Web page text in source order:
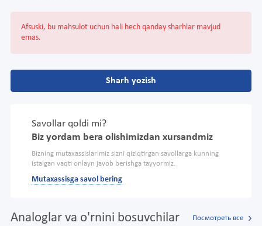
Afsuski, bu mahsulot uchun hali hech qanday sharhlar mavjud
emas.
Sharh yozish
Savollar qoldi mi?
Biz yordam bera olishimizdan xursandmiz
Bizning mutaxassislarimiz sizni qiziqtirgan savollarga kunning
istalgan vaqti onlayn javob berishga tayyormiz.
Mutaxassisga savol bering
Analoglar va o'rnini bosuvchilar Посмотреть все